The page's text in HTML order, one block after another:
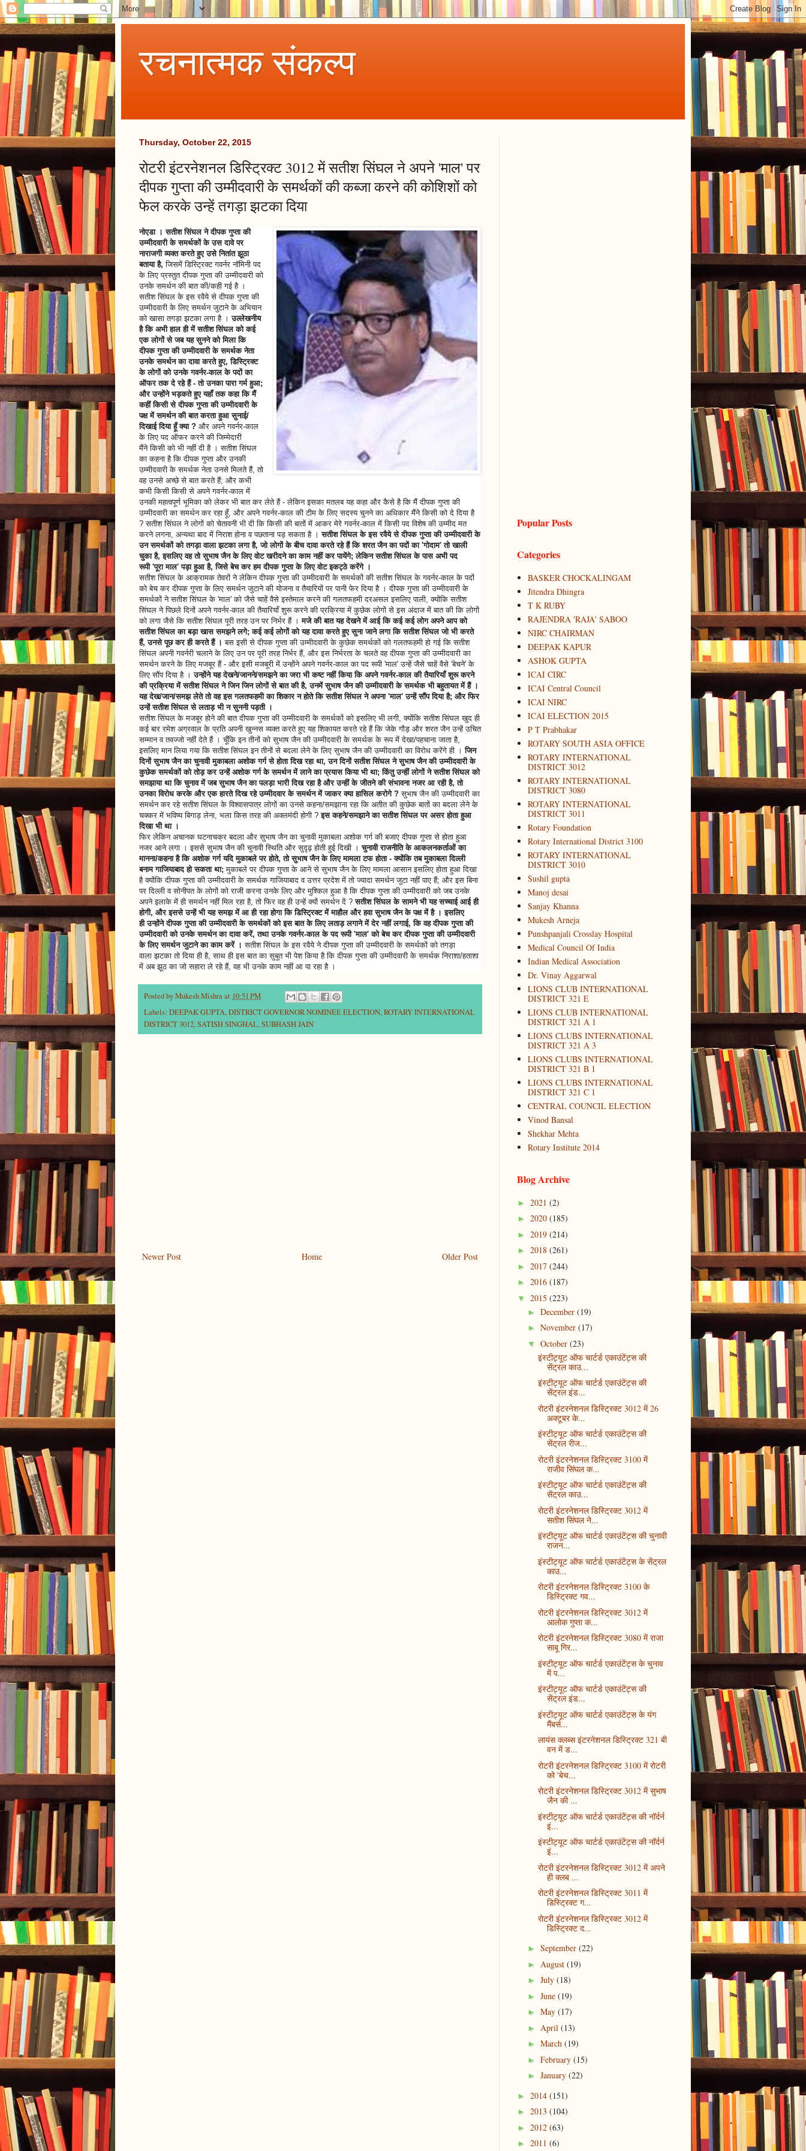
रचनात्मक संकल्प
Thursday, October 22, 2015
रोटरी इंटरनेशनल डिस्ट्रिक्ट 3012 में सतीश सिंघल ने अपने 'माल' पर
दीपक गुप्ता की उम्मीदवारी के समर्थकों की कब्जा करने की कोशिशों को
फेल करके उन्हें तगड़ा झटका दिया
नोएडा । सतीश सिंघल ने दीपक गुप्ता की
उम्मीदवारी के समर्थकों के उस दावे पर
नाराजगी व्यक्त करते हुए उसे नितांत झूठा
बताया है,जिसमें डिस्ट्रिक्ट गवर्नर नॉमिनी पद
के लिए प्रस्तुत दीपक गुप्ता की उम्मीदवारी को
उनके समर्थन की बात की/कही गई है ।
सतीश सिंघल के इस रवैये से दीपक गुप्ता की
उम्मीदवारी के लिए समर्थन जुटाने के अभियान
को खासा तगड़ा झटका लगा है ।उल्लेखनीय
है कि अभी हाल ही में सतीश सिंघल को कई
एक लोगों से जब यह सुनने को मिला कि
दीपक गुप्ता की उम्मीदवारी के समर्थक नेता
उनके समर्थन का दावा करते हुए, डिस्ट्रिक्ट
के लोगों को उनके गवर्नर-काल के पदों का
ऑफर तक दे रहे हैं - तो उनका पारा गर्म हुआ;
और उन्होंने भड़कते हुए यहाँ तक कहा कि मैं
कहीं किसी से दीपक गुप्ता की उम्मीदवारी के
पक्ष में समर्थन की बात करता हुआ सुनाई/
दिखाई दिया हूँ क्या ? और अपने गवर्नर-काल
के लिए पद ऑफर करने की जिम्मेदारी
मैंने किसी को भी नहीं दी है । सतीश सिंघल
का कहना है कि दीपक गुप्ता और उनकी
उम्मीदवारी के समर्थक नेता उनसे मिलते हैं, तो
वह उनसे अच्छे से बात करते हैं; और कभी
कभी किसी किसी से अपने गवर्नर-काल में
उनकी महत्वपूर्ण भूमिका को लेकर भी बात कर लेते हैं - लेकिन इसका मतलब यह कहा और कैसे है कि मैं दीपक गुप्ता की
उम्मीदवारी का समर्थन कर रहा हूँ, और अपने गवर्नर-काल की टीम के लिए सदस्य चुनने का अधिकार मैंने किसी को दे दिया है
? सतीश सिंघल ने लोगों को चेतावनी भी दी कि किसी की बातों में आकर मेरे गवर्नर-काल में किसी पद विशेष की उम्मीद मत
करने लगना, अन्यथा बाद में निराश होना व पछताना पड़ सकता है ।सतीश सिंघल के इस रवैये से दीपक गुप्ता की उम्मीदवारी के
उन समर्थकों को तगड़ा वाला झटका लगा है, जो लोगों के बीच दावा करते रहे हैं कि शरत जैन का पदों का 'गोदाम' तो खाली
चुका है, इसलिए वह तो सुभाष जैन के लिए वोट खरीदने का काम नहीं कर पायेंगे; लेकिन सतीश सिंघल के पास अभी पद
रूपी 'पूरा माल' पड़ा हुआ है, जिसे बेच कर हम दीपक गुप्ता के लिए वोट इकट्ठे करेंगे ।
सतीश सिंघल के आक्रामक तेवरों ने लेकिन दीपक गुप्ता की उम्मीदवारी के समर्थकों की सतीश सिंघल के गवर्नर-काल के पदों
को बेच कर दीपक गुप्ता के लिए समर्थन जुटाने की योजना व तैयारियों पर पानी फेर दिया है । दीपक गुप्ता की उम्मीदवारी के
समर्थकों ने सतीश सिंघल के 'माल' को जैसे चाहें वैसे इस्तेमाल करने की गलतफहमी दरअसल इसलिए पाली, क्योंकि सतीश
सिंघल ने पिछले दिनों अपने गवर्नर-काल की तैयारियाँ शुरू करने की प्रक्रिया में कुछेक लोगों से इस अंदाज में बात की कि लोगों
को लगा जैसे कि सतीश सिंघल पूरी तरह उन पर निर्भर हैं ।मजे की बात यह देखने में आई कि कई कई लोग अपने आप को
सतीश सिंघल का बड़ा खास समझने लगे; कई कई लोगों को यह दावा करते हुए सुना जाने लगा कि सतीश सिंघल जो भी करते
हैं, उनसे पूछ कर ही करते हैं । बस इसी से दीपक गुप्ता की उम्मीदवारी के कुछेक समर्थकों को गलतफहमी हो गई कि सतीश
सिंघल अपनी गवर्नरी चलाने के लिए उन पर पूरी तरह निर्भर हैं, और इस निर्भरता के चलते वह दीपक गुप्ता की उम्मीदवारी का
समर्थन करने के लिए मजबूर हैं - और इसी मजबूरी में उन्होंने अपने गवर्नर-काल का पद रूपी 'माल' उन्हें जैसे चाहें वैसे 'बेचने' के
लिए सौंप दिया है ।उन्होंने यह देखने/जानने/समझने का जरा भी कष्ट नहीं किया कि अपने गवर्नर-काल की तैयारियाँ शुरू करने
की प्रक्रिया में सतीश सिंघल ने जिन जिन लोगों से बात की है, उनमें सुभाष जैन की उम्मीदवारी के समर्थक भी बहुतायत में हैं ।
यह देख/जान/समझ लेते तो वह इस गलतफहमी का शिकार न होते कि सतीश सिंघल ने अपना 'माल' उन्हें सौंप दिया है; और फिर
उन्हें सतीश सिंघल से लताड़ भी न सुननी पड़ती ।
सतीश सिंघल के मजबूर होने की बात दीपक गुप्ता की उम्मीदवारी के समर्थकों को इसलिए भी लगी, क्योंकि सतीश सिंघल खुद ही
कई बार रमेश अग्रवाल के प्रति अपनी खुन्नस व्यक्त करते हुए यह शिकायत करते रहे हैं कि जेके गौड़ और शरत जैन उन्हें उचित
सम्मान व तवज्जो नहीं देते हैं । चूँकि इन तीनों को सुभाष जैन की उम्मीदवारी के समर्थक के रूप में देखा/पहचाना जाता है,
इसलिए मान लिया गया कि सतीश सिंघल इन तीनों से बदला लेने के लिए सुभाष जैन की उम्मीदवारी का विरोध करेंगे ही ।जिन
दिनों सुभाष जैन का चुनावी मुकाबला अशोक गर्ग से होता दिख रहा था, उन दिनों सतीश सिंघल ने सुभाष जैन की उम्मीदवारी के
कुछेक समर्थकों को तोड़ कर उन्हें अशोक गर्ग के समर्थन में लाने का प्रयास किया भी था; किंतु उन्हीं लोगों ने सतीश सिंघल को
समझाया था कि चुनाव में जब सुभाष जैन का पलड़ा भारी दिख रहा है और उन्हीं के जीतने की संभावना नजर आ रही है, तो
उनका विरोध करके और एक हारते दिख रहे उम्मीदवार के समर्थन में जाकर क्या हासिल करोगे ? सुभाष जैन की उम्मीदवारी का
समर्थन कर रहे सतीश सिंघल के विश्वासपात्र लोगों का उनसे कहना/समझाना रहा कि अतीत की कुछेक बातों का बदला लेने के
चक्कर में भविष्य बिगाड़ लेना, भला किस तरह की अक्लमंदी होगी ?इस कहने/समझाने का सतीश सिंघल पर असर होता हुआ
दिखा भी था ।
फिर लेकिन अचानक घटनाचक्र बदला और सुभाष जैन का चुनावी मुकाबला अशोक गर्ग की बजाए दीपक गुप्ता से होता हुआ
नजर आने लगा । इससे सुभाष जैन की चुनावी स्थिति और सुदृढ़ होती हुई दिखी ।चुनावी राजनीति के आकलनकर्ताओं का
मानना/कहना है कि अशोक गर्ग यदि मुकाबले पर होते, तो सुभाष जैन के लिए मामला टफ होता - क्योंकि तब मुकाबला दिल्ली
बनाम गाजियाबाद हो सकता था; मुकाबले पर दीपक गुप्ता के आने से सुभाष जैन के लिए मामला आसान इसलिए होता हुआ दिखा
है क्योंकि दीपक गुप्ता की उम्मीदवारी के समर्थक गाजियाबाद व उत्तर प्रदेश में तो ज्यादा समर्थन जुटा नहीं पाए हैं; और इस बिना
पर दिल्ली व सोनीपत के लोगों को राजी करना उनके लिए और मुश्किल हुआ है कि दीपक गुप्ता की उम्मीदवारी को जब उनके
अपने इलाके में ही समर्थन नहीं मिल रहा है, तो फिर वह ही उन्हें क्यों समर्थन दें ?सतीश सिंघल के सामने भी यह सच्चाई आई ही
होगी, और इससे उन्हें भी यह समझ में आ ही रहा होगा कि डिस्ट्रिक्ट में माहौल और हवा सुभाष जैन के पक्ष में है । इसलिए
ही उन्होंने दीपक गुप्ता की उम्मीदवारी के समर्थकों को इस बात के लिए लताड़ लगाने में देर नहीं लगाई, कि वह दीपक गुप्ता की
उम्मीदवारी को उनके समर्थन का दावा करें, तथा उनके गवर्नर-काल के पद रूपी 'माल' को बेच कर दीपक गुप्ता की उम्मीदवारी
के लिए समर्थन जुटाने का काम करें ।सतीश सिंघल के इस रवैये ने दीपक गुप्ता की उम्मीदवारी के समर्थकों को तगड़ा
वाला झटका तो दिया ही है, साथ ही इस बात का सुबूत भी पेश किया है कि दीपक गुप्ता की उम्मीदवारी के समर्थक निराशा/हताशा
में अब झूठ का जो सहारा ले रहे हैं, वह भी उनके काम नहीं आ पा रहा है ।
Posted byMukesh Mishraat 10:51 PM
Labels: DEEPAK GUPTA,DISTRICT GOVERNOR NOMINEE ELECTION,ROTARY INTERNATIONAL
DISTRICT 3012,SATISH SINGHAL,SUBHASH JAIN
Newer Post Older Post
Home
Popular Posts
Categories
BASKER CHOCKALINGAM
Jitendra Dhingra
T K RUBY
RAJENDRA 'RAJA' SABOO
NIRC CHAIRMAN
DEEPAK KAPUR
ASHOK GUPTA
ICAI CIRC
ICAI Central Council
ICAI NIRC
ICAI ELECTION 2015
P T Prabhakar
ROTARY SOUTH ASIA OFFICE
ROTARY INTERNATIONAL
DISTRICT 3012
ROTARY INTERNATIONAL
DISTRICT 3080
ROTARY INTERNATIONAL
DISTRICT 3011
Rotary Foundation
Rotary International District 3100
ROTARY INTERNATIONAL
DISTRICT 3010
Sushil gupta
Manoj desai
Sanjay Khanna
Mukesh Arneja
Punshpanjali Crosslay Hospital
Medical Council Of India
Indian Medical Association
Dr. Vinay Aggarwal
LIONS CLUB INTERNATIONAL
DISTRICT 321 E
LIONS CLUB INTERNATIONAL
DISTRICT 321 A 1
LIONS CLUBS INTERNATIONAL
DISTRICT 321 A 3
LIONS CLUBS INTERNATIONAL
DISTRICT 321 B 1
LIONS CLUBS INTERNATIONAL
DISTRICT 321 C 1
CENTRAL COUNCIL ELECTION
Vinod Bansal
Shekhar Mehta
Rotary Institute 2014
Blog Archive
► 2021 (2)
► 2020 (185)
► 2019 (214)
► 2018 (261)
► 2017 (244)
► 2016 (187)
▼ 2015 (223)
► December (19)
► November (17)
▼ October (23)
इंस्टीट्यूट ऑफ चार्टर्ड एकाउंटेंट्स की
सेंट्रल काउ...
इंस्टीट्यूट ऑफ चार्टर्ड एकाउंटेंट्स की
सेंट्रल इंड...
रोटरी इंटरनेशनल डिस्ट्रिक्ट 3012 में 26
अक्टूबर के...
इंस्टीट्यूट ऑफ चार्टर्ड एकाउंटेंट्स की
सेंट्रल रीज...
रोटरी इंटरनेशनल डिस्ट्रिक्ट 3100 में
राजीव सिंघल क...
इंस्टीट्यूट ऑफ चार्टर्ड एकाउंटेंट्स की
सेंट्रल काउ...
रोटरी इंटरनेशनल डिस्ट्रिक्ट 3012 में
सतीश सिंघल ने...
इंस्टीट्यूट ऑफ चार्टर्ड एकाउंटेंट्स की चुनावी
राजन...
इंस्टीट्यूट ऑफ चार्टर्ड एकाउंटेंट्स के सेंट्रल
काउ...
रोटरी इंटरनेशनल डिस्ट्रिक्ट 3100 के
डिस्ट्रिक्ट गव...
रोटरी इंटरनेशनल डिस्ट्रिक्ट 3012 में
आलोक गुप्ता क...
रोटरी इंटरनेशनल डिस्ट्रिक्ट 3080 में राजा
साबू गिर...
इंस्टीट्यूट ऑफ चार्टर्ड एकाउंटेंट्स के चुनाव
में प...
इंस्टीट्यूट ऑफ चार्टर्ड एकाउंटेंट्स की
सेंट्रल इंड...
इंस्टीट्यूट ऑफ चार्टर्ड एकाउंटेंट्स के यंग
मैंबर्स...
लायंस क्लब्स इंटरनेशनल डिस्ट्रिक्ट 321 बी
वन में ड...
रोटरी इंटरनेशनल डिस्ट्रिक्ट 3100 में रोटरी
को 'बेच...
रोटरी इंटरनेशनल डिस्ट्रिक्ट 3012 में सुभाष
जैन की ...
इंस्टीट्यूट ऑफ चार्टर्ड एकाउंटेंट्स की नॉर्दर्न
इं...
इंस्टीट्यूट ऑफ चार्टर्ड एकाउंटेंट्स की नॉर्दर्न
इं...
रोटरी इंटरनेशनल डिस्ट्रिक्ट 3012 में अपने
ही क्लब ...
रोटरी इंटरनेशनल डिस्ट्रिक्ट 3011 में
डिस्ट्रिक्ट ग...
रोटरी इंटरनेशनल डिस्ट्रिक्ट 3012 में
डिस्ट्रिक्ट द...
► September (22)
► August (19)
► July (18)
► June (19)
► May (17)
► April (13)
► March (19)
► February (15)
► January (22)
► 2014 (151)
► 2013 (104)
► 2012 (63)
► 2011 (6)